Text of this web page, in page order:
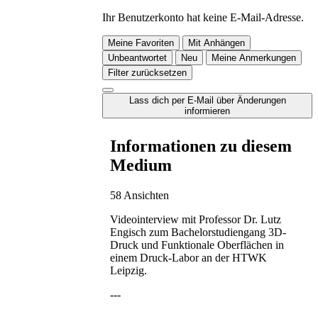
Ihr Benutzerkonto hat keine E-Mail-Adresse.
Meine Favoriten
Mit Anhängen
Unbeantwortet
Neu
Meine Anmerkungen
Filter zurücksetzen
Lass dich per E-Mail über Änderungen
informieren
Informationen zu diesem
Medium
58 Ansichten
Videointerview mit Professor Dr. Lutz
Engisch zum Bachelorstudiengang 3D-
Druck und Funktionale Oberflächen in
einem Druck-Labor an der HTWK
Leipzig.
---